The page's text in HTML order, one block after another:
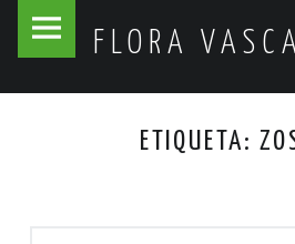
FLORA VASCA
Flora
Skip
ETIQUETA: